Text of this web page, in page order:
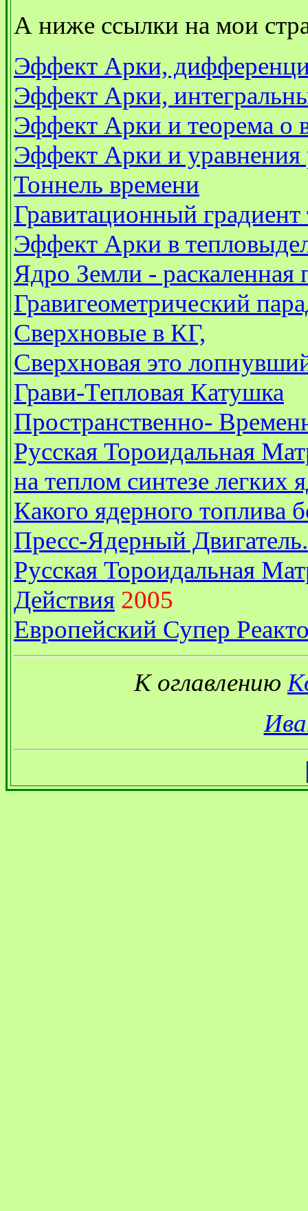
А ниже ссылки на мои
Эффект Арки,
Эффект Арки,
Эффект Арки и теорема о
Эффект Арки и уравнения
Тоннель времени
Гравитационный
Эффект Арки в
Ядро Земли - раскаленная
Гравигеометрический
Сверхновые в КГ,
Сверхновая это
Грави-Тепловая Катушка
Пространственно-
Русская Тороидальная
на теплом синтезе легких
Какого ядерного топлива
Пресс-Ядерный Двигатель.
Русская Тороидальная
Действия 2005
Европейский Супер
К оглавлению